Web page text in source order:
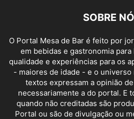
SOBRE
O Portal Mesa de Bar é feito por
em bebidas e gastronomia
qualidade e experiências para os
- maiores de idade - e o universo
textos expressam a opinião
necessariamente a do portal. E
quando não creditadas são
Portal ou são de divulgação ou